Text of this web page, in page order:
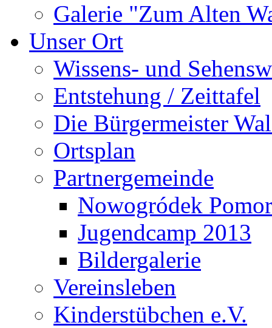
Galerie "Zum Alten
Unser Ort
Wissens- und
Entstehung / Zeittafel
Die Bürgermeister
Ortsplan
Partnergemeinde
Nowogródek
Jugendcamp 2013
Bildergalerie
Vereinsleben
Kinderstübchen e.V.